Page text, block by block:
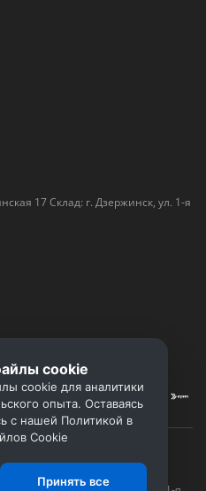
17 Cклад: г. Дзержинск, ул. 1-я
безопасности", УНП:
cookie
cookie для аналитики
опыта. Оставаясь
с нашей Политикой в
Cookie
Принять все